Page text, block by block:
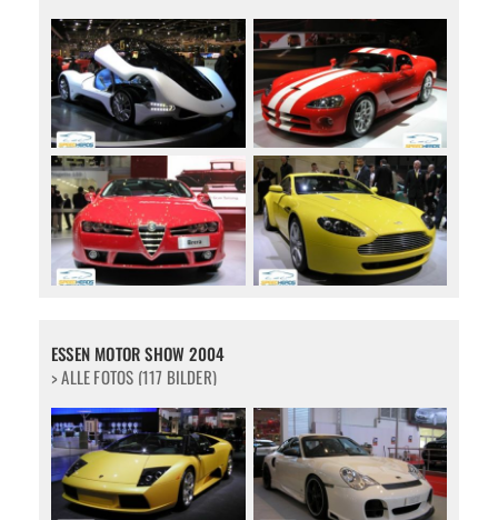
ESSEN MOTOR SHOW 2004
> ALLE FOTOS (117 BILDER)